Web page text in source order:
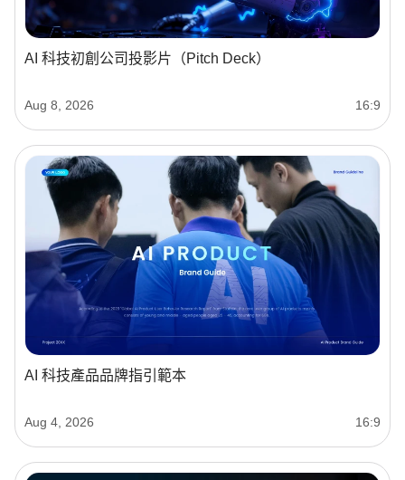
AI 科技初創公司投影片（Pitch Deck）
Aug 8, 2026 16:9
AI 科技產品品牌指引範本
Aug 4, 2026 16:9